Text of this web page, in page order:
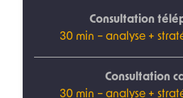
Consultation
30 min – analyse +
Consultation
30 min – analyse +